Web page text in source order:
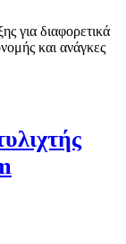
για διαφορετικά
και ανάγκες